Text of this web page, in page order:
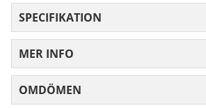
Höft
Mått angivna i cm.
SPECIFIKATION
MER INFO
OMDÖMEN